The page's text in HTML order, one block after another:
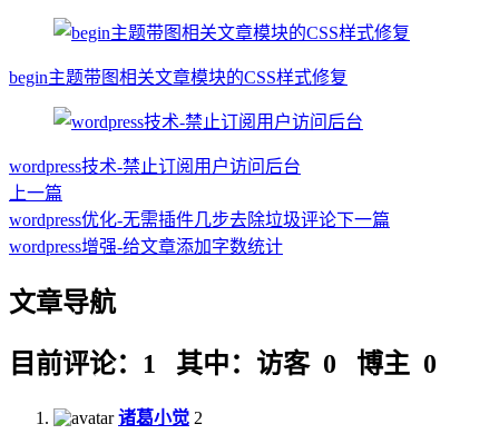
begin主题带图相关文章模块的CSS样式修复
wordpress技术-禁止订阅用户访问后台
上一篇
wordpress优化-无需插件几步去除垃圾评论下一篇
wordpress增强-给文章添加字数统计
文章导航
目前评论：1 其中：访客 0 博主 0
诸葛小觉 2